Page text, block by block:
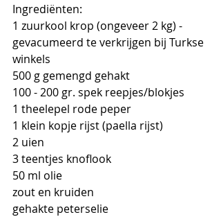
Ingrediënten:
1 zuurkool krop (ongeveer 2 kg) -
gevacumeerd te verkrijgen bij Turkse
winkels
500 g gemengd gehakt
100 - 200 gr. spek reepjes/blokjes
1 theelepel rode peper
1 klein kopje rijst (paella rijst)
2 uien
3 teentjes knoflook
50 ml olie
zout en kruiden
gehakte peterselie